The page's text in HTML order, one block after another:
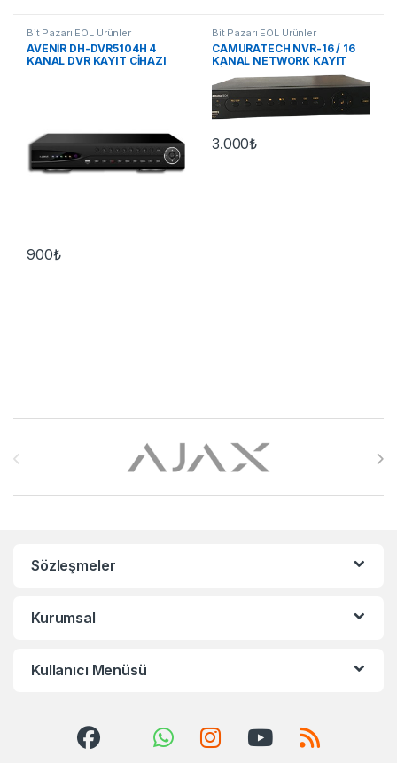
Bit Pazarı EOL Ürünler
AVENİR DH-DVR5104H 4
KANAL DVR KAYIT CİHAZI
900₺
Bit Pazarı EOL Ürünler
CAMURATECH NVR-16 / 16
KANAL NETWORK KAYIT
3.000₺
Sözleşmeler
Kurumsal
Kullanıcı Menüsü